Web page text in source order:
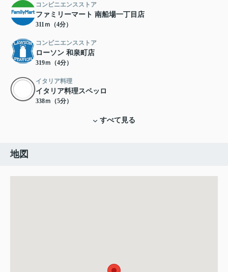
コンビニエンスストア
ファミリーマート 南船場一丁目店
311ｍ（4分）
コンビニエンスストア
ローソン 和泉町店
319ｍ（4分）
イタリア料理
イタリア料理スペッロ
338ｍ（5分）
すべて見る
地図